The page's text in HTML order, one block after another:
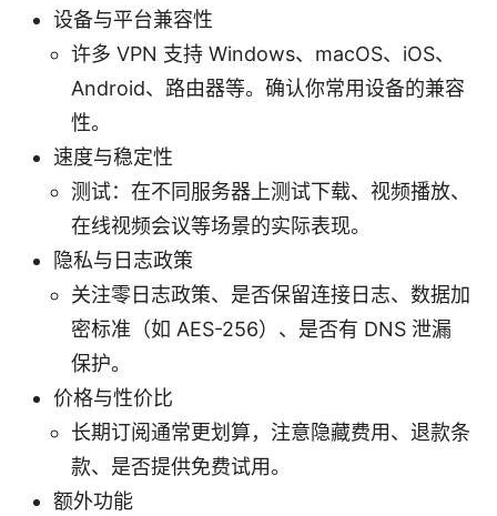
设备与平台兼容性
许多 VPN 支持 Windows、macOS、iOS、
Android、路由器等。确认你常用设备的兼容
性。
速度与稳定性
测试：在不同服务器上测试下载、视频播放、
在线视频会议等场景的实际表现。
隐私与日志政策
关注零日志政策、是否保留连接日志、数据加
密标准（如 AES-256）、是否有 DNS 泄漏
保护。
价格与性价比
长期订阅通常更划算，注意隐藏费用、退款条
款、是否提供免费试用。
额外功能